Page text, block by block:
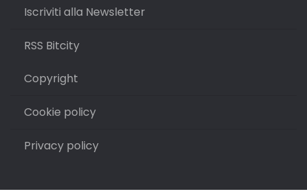
Iscriviti alla Newsletter
RSS Bitcity
Copyright
Cookie policy
Privacy policy